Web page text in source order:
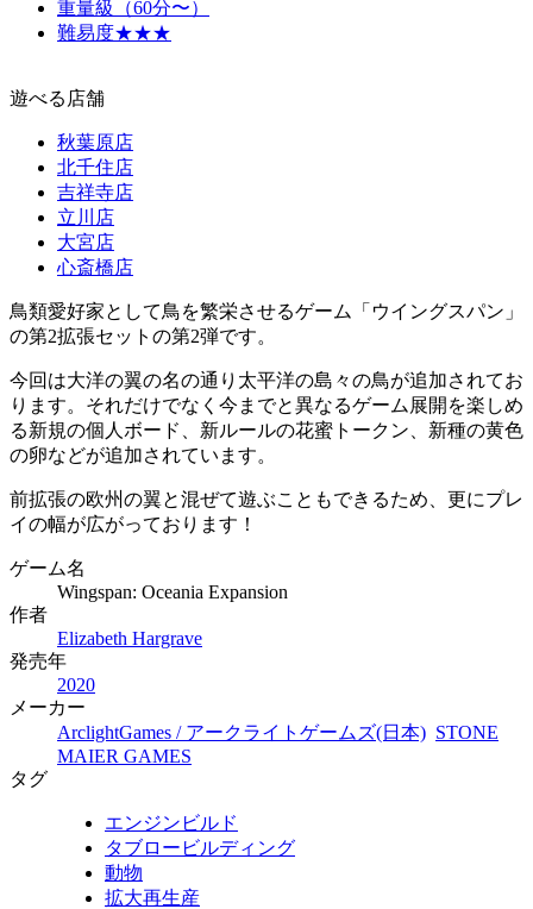
重量級（60分〜）
難易度★★★
遊べる店舗
秋葉原店
北千住店
吉祥寺店
立川店
大宮店
心斎橋店
鳥類愛好家として鳥を繁栄させるゲーム「ウイングスパン」
の第2拡張セットの第2弾です。
今回は大洋の翼の名の通り太平洋の島々の鳥が追加されてお
ります。それだけでなく今までと異なるゲーム展開を楽しめ
る新規の個人ボード、新ルールの花蜜トークン、新種の黄色
の卵などが追加されています。
前拡張の欧州の翼と混ぜて遊ぶこともできるため、更にプレ
イの幅が広がっております！
ゲーム名
Wingspan: Oceania Expansion
作者
Elizabeth Hargrave
発売年
2020
メーカー
ArclightGames / アークライトゲームズ(日本) STONE
MAIER GAMES
タグ
エンジンビルド
タブロービルディング
動物
拡大再生産